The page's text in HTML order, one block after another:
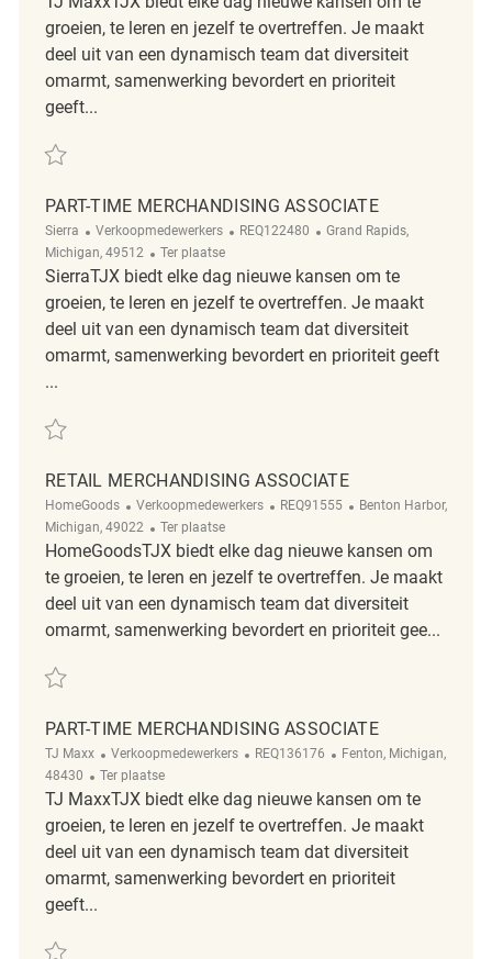
groeien, te leren en jezelf te overtreffen. Je maakt
deel uit van een dynamisch team dat diversiteit
omarmt, samenwerking bevordert en prioriteit
geeft...
Redden Merchandising Associate REQ143385
PART-TIME MERCHANDISING ASSOCIATE
Sierra Categorie
Verkoopmedewerkers ReqId
REQ122480 Plaats
Grand Rapids,
Michigan, 49512
Afgelegen
Ter plaatse
SierraTJX biedt elke dag nieuwe kansen om te
groeien, te leren en jezelf te overtreffen. Je maakt
deel uit van een dynamisch team dat diversiteit
omarmt, samenwerking bevordert en prioriteit geeft
...
Redden Part-Time Merchandising Associate REQ122480
RETAIL MERCHANDISING ASSOCIATE
HomeGoods Categorie
Verkoopmedewerkers ReqId
REQ91555 Plaats
Benton Harbor,
Michigan, 49022
Afgelegen
Ter plaatse
HomeGoodsTJX biedt elke dag nieuwe kansen om
te groeien, te leren en jezelf te overtreffen. Je maakt
deel uit van een dynamisch team dat diversiteit
omarmt, samenwerking bevordert en prioriteit gee...
Redden Retail Merchandising Associate REQ91555
PART-TIME MERCHANDISING ASSOCIATE
TJ Maxx Categorie
Verkoopmedewerkers ReqId
REQ136176 Plaats
Fenton, Michigan,
48430
Afgelegen
Ter plaatse
TJ MaxxTJX biedt elke dag nieuwe kansen om te
groeien, te leren en jezelf te overtreffen. Je maakt
deel uit van een dynamisch team dat diversiteit
omarmt, samenwerking bevordert en prioriteit
geeft...
Redden Part-time Merchandising Associate REQ136176